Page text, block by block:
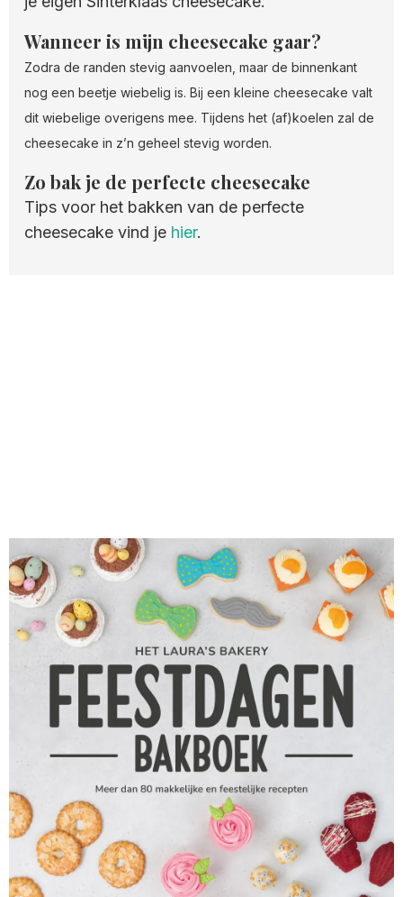
Wanneer is mijn cheesecake gaar?
Zodra de randen stevig aanvoelen, maar de binnenkant
nog een beetje wiebelig is. Bij een kleine cheesecake valt
dit wiebelige overigens mee. Tijdens het (af)koelen zal de
cheesecake in z’n geheel stevig worden.
Zo bak je de perfecte cheesecake
Tips voor het bakken van de perfecte
cheesecake vind je hier.